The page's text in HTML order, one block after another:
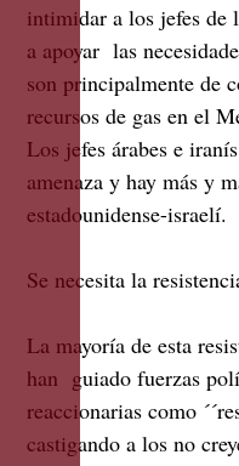
intimidar a los jefes de
a apoyar las
son principalmente de
recursos de gas en el
Los jefes árabes e
amenaza y hay más y
estadounidense-israelí.
Se necesita la
La mayoría de esta
han guiado fuerzas
reaccionarias como
castigando a los no